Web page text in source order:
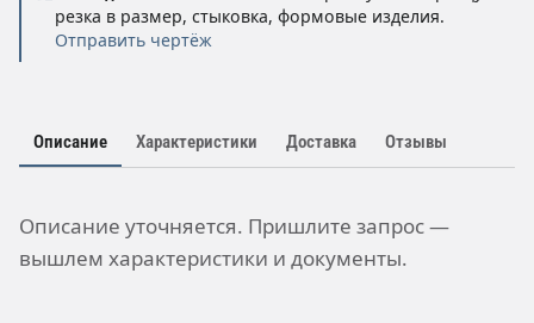
резка в размер, стыковка, формовые изделия.
Отправить чертёж
Описание Характеристики Доставка Отзывы
Описание уточняется. Пришлите запрос —
вышлем характеристики и документы.